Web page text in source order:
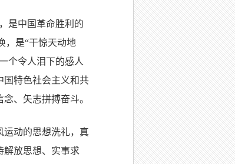
是中国革命胜利的
，是“干惊天动地
个令人泪下的感人
国特色社会主义和共
、矢志拼搏奋斗。
运动的思想洗礼，真
放思想、实事求